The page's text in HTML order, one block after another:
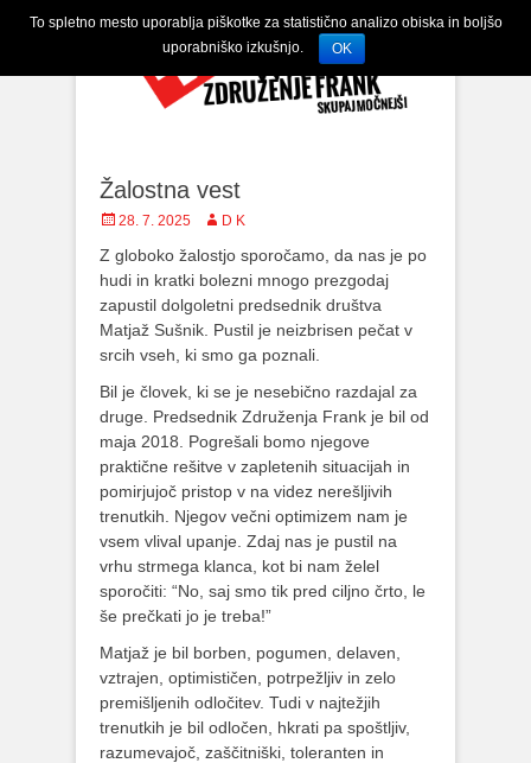
Žalostna vest
Posted
28. 7. 2025 Author
D K
Z globoko žalostjo sporočamo, da nas je po
hudi in kratki bolezni mnogo prezgodaj
zapustil dolgoletni predsednik društva
Matjaž Sušnik. Pustil je neizbrisen pečat v
srcih vseh, ki smo ga poznali.
Bil je človek, ki se je nesebično razdajal za
druge. Predsednik Združenja Frank je bil od
maja 2018. Pogrešali bomo njegove
praktične rešitve v zapletenih situacijah in
pomirjujoč pristop v na videz nerešljivih
trenutkih. Njegov večni optimizem nam je
vsem vlival upanje. Zdaj nas je pustil na
vrhu strmega klanca, kot bi nam želel
sporočiti: “No, saj smo tik pred ciljno črto, le
še prečkati jo je treba!”
Matjaž je bil borben, pogumen, delaven,
vztrajen, optimističen, potrpežljiv in zelo
premišljenih odločitev. Tudi v najtežjih
trenutkih je bil odločen, hkrati pa spoštljiv,
razumevajoč, zaščitniški, toleranten in
To spletno mesto uporablja piškotke za statistično analizo obiska in boljšo
uporabniško izkušnjo.
OK